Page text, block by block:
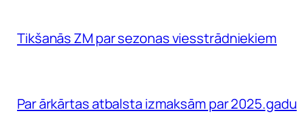
Tikšanās ZM par sezonas viesstrādniekiem
Par ārkārtas atbalsta izmaksām par 2025.gadu